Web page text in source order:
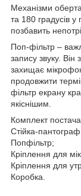
Механізми
та 180 градусів у
позбавить
Поп-фільтр –
запису звуку. Він
захищає
продовжити
фільтр екрану
якіснішим.
Комплект
Стійка-
Попфільтр;
Кріплення для
Кріплення для
Коробка.